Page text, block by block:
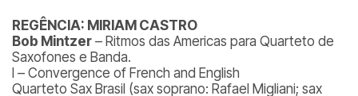
REGÊNCIA: MIRIAM CASTRO
Bob Mintzer – Ritmos das Americas para Quarteto de
Saxofones e Banda.
I – Convergence of French and English
Quarteto Sax Brasil (sax soprano: Rafael Migliani; sax